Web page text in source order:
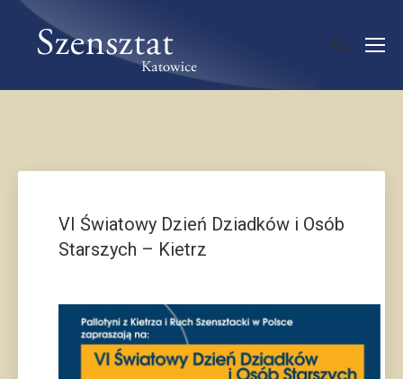
VI Światowy Dzień Dziadków i Osób
Starszych – Kietrz